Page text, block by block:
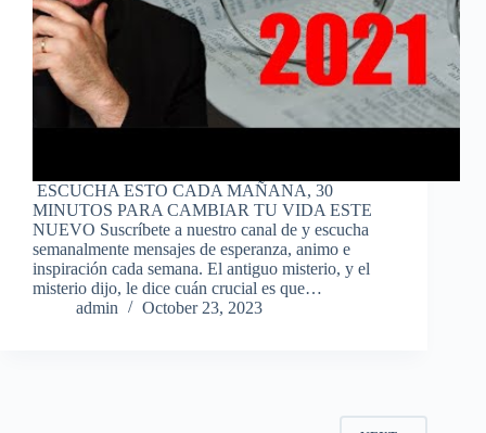
ESCUCHA ESTO CADA MAÑANA, 30
MINUTOS PARA CAMBIAR TU VIDA ESTE
NUEVO Suscríbete a nuestro canal de y escucha
semanalmente mensajes de esperanza, animo e
inspiración cada semana. El antiguo misterio, y el
misterio dijo, le dice cuán crucial es que…
admin
October 23, 2023